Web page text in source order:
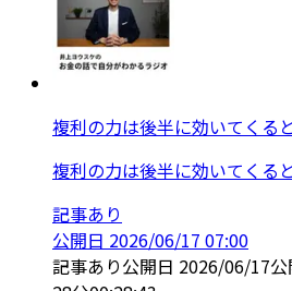
複利の力は後半に効いてくる
複利の力は後半に効いてくる
記事あり
公開日 2026/06/17 07:00
記事あり公開日 2026/06/17